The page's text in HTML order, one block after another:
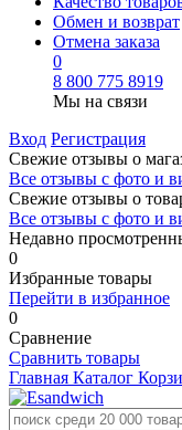
Обмен и возврат
Отмена заказа
0
8 800 775 8919
Мы на связи
Вход Регистрация
Свежие отзывы о
Все отзывы с фото и
Свежие отзывы о
Все отзывы c фото и
Недавно
0
Избранные товары
Перейти в избранное
0
Сравнение
Сравнить товары
Главная Каталог